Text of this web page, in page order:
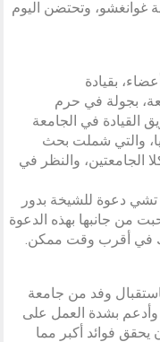
غوانغشو، وتحتضن اليوم
بقيادة
بجولة في حرم
القيادة في الجامعة
والتي شملت بحث
الجامعتين، والنظر في
تشي دعوة للشيخة بدور
من جانبها بهذه الدعوة
في أقرب وقت ممكن.
وفد من جامعة
وأدعم بشدة العمل على
يحقق فوائد أكبر مما